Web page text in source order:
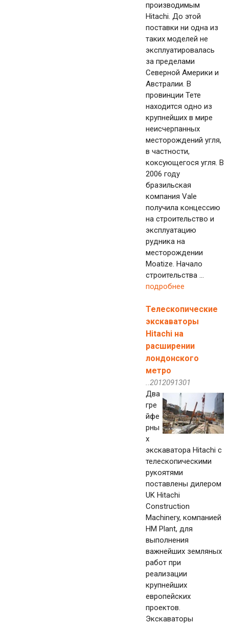
производимым
Hitachi. До этой
поставки ни одна из
таких моделей не
эксплуатировалась
за пределами
Северной Америки и
Австралии. В
провинции Тете
находится одно из
крупнейших в мире
неисчерпанных
месторождений угля,
в частности,
коксующегося угля. В
2006 году
бразильская
компания Vale
получила концессию
на строительство и
эксплуатацию
рудника на
месторождении
Moatize. Начало
строительства ...
подробнее
Телескопические
экскаваторы
Hitachi на
расширении
лондонского
метро
..2012091301
Два
гре
йфе
рны
х
экскаватора Hitachi с
телескопическими
рукоятями
поставлены дилером
UK Hitachi
Сonstruction
Machinery, компанией
HM Plant, для
выполнения
важнейших земляных
работ при
реализации
крупнейших
европейских
проектов.
Экскаваторы